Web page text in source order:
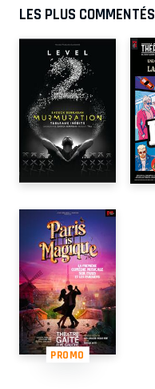
LES PLUS COMMENTÉS
PROMO